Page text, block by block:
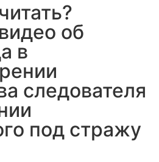
об
в
следователя
под стражу